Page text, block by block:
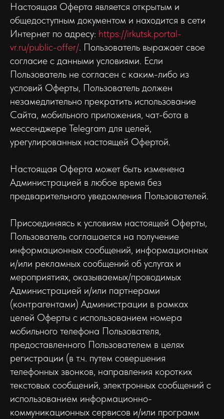
Настоящая Оферта является открытым и
общедоступным документом и находится в сети
Интернет по адресу: https://irkutsk.portal-
vr.ru/public-offer/. Пользователь выражает свое
согласие с данными условиями. Если
Пользователь не согласен с каким-либо из
условий Оферты, Пользователь должен
незамедлительно прекратить использование
Сайта, мобильного приложения, чат-бота в
мессенджере Telegram для целей,
урегулированных настоящей Офертой.
Настоящая Оферта может быть изменена
Администрацией в любое время без
предварительного уведомления Пользователей.
Присоединяясь к условиям настоящей Оферты,
Пользователь соглашается на получение
информационных сообщений, информационных
и/или рекламных сообщений об услугах и
мероприятиях, оказываемых/проводимых
Администрацией и/или партнерами
(контрагентами) Администрации в рамках
целей Оферты c использованием номера
мобильного телефона Пользователя,
предоставленного Пользователем в целях
регистрации (в т.ч. путем совершения
телефонных звонков, направления коротких
текстовых сообщений, электронных сообщений с
использованием информационно-
коммуникационных сервисов и/или программ